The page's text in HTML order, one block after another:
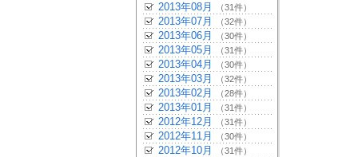
2013年08月 （31件）
2013年07月 （32件）
2013年06月 （30件）
2013年05月 （31件）
2013年04月 （30件）
2013年03月 （32件）
2013年02月 （28件）
2013年01月 （31件）
2012年12月 （31件）
2012年11月 （30件）
2012年10月 （31件）